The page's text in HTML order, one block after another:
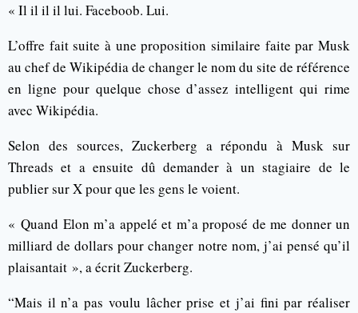
« Il il il il lui. Faceboob. Lui.
L’offre fait suite à une proposition similaire faite par Musk
au chef de Wikipédia de changer le nom du site de référence
en ligne pour quelque chose d’assez intelligent qui rime
avec Wikipédia.
Selon des sources, Zuckerberg a répondu à Musk sur
Threads et a ensuite dû demander à un stagiaire de le
publier sur X pour que les gens le voient.
« Quand Elon m’a appelé et m’a proposé de me donner un
milliard de dollars pour changer notre nom, j’ai pensé qu’il
plaisantait », a écrit Zuckerberg.
“Mais il n’a pas voulu lâcher prise et j’ai fini par réaliser